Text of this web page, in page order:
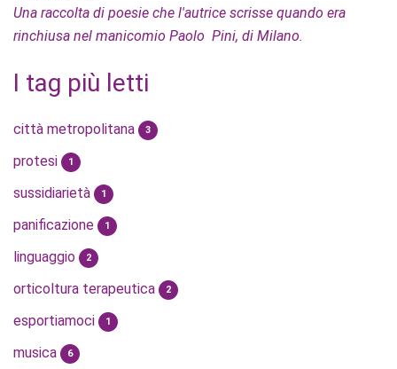
Una raccolta di poesie che l'autrice scrisse quando era
rinchiusa nel manicomio Paolo Pini, di Milano.
I tag più letti
città metropolitana 3
protesi 1
sussidiarietà 1
panificazione 1
linguaggio 2
orticoltura terapeutica 2
esportiamoci 1
musica 6